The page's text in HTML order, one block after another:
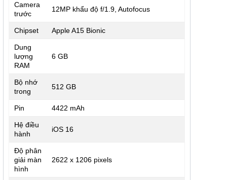
Camera
trước
12MP khẩu độ f/1.9, Autofocus
Chipset Apple A15 Bionic
Dung
lượng
RAM
6 GB
Bộ nhớ
trong
512 GB
Pin 4422 mAh
Hệ điều
hành
iOS 16
Độ phân
giải màn
hình
2622 x 1206 pixels